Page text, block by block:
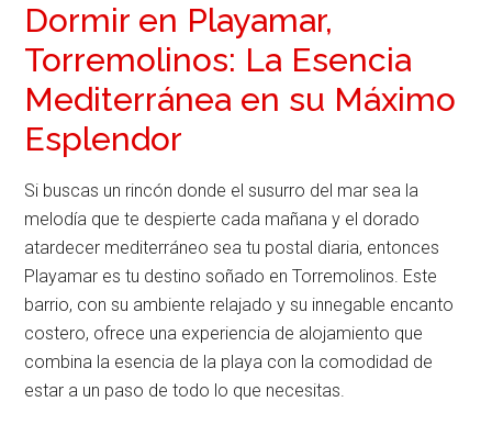
Dormir en Playamar,
Torremolinos: La Esencia
Mediterránea en su Máximo
Esplendor
Si buscas un rincón donde el susurro del mar sea la
melodía que te despierte cada mañana y el dorado
atardecer mediterráneo sea tu postal diaria, entonces
Playamar es tu destino soñado en Torremolinos. Este
barrio, con su ambiente relajado y su innegable encanto
costero, ofrece una experiencia de alojamiento que
combina la esencia de la playa con la comodidad de
estar a un paso de todo lo que necesitas.